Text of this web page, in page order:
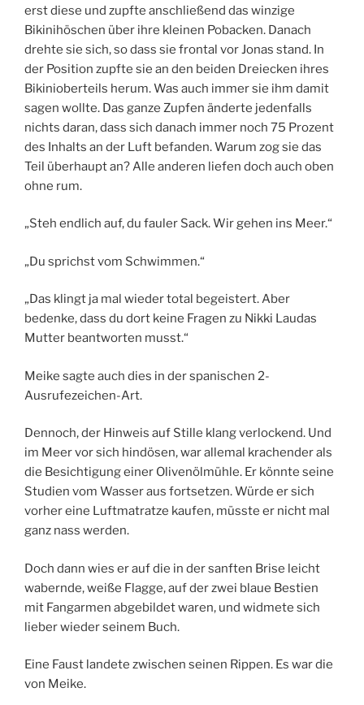
erst diese und zupfte anschließend das winzige
Bikinihöschen über ihre kleinen Pobacken. Danach
drehte sie sich, so dass sie frontal vor Jonas stand. In
der Position zupfte sie an den beiden Dreiecken ihres
Bikinioberteils herum. Was auch immer sie ihm damit
sagen wollte. Das ganze Zupfen änderte jedenfalls
nichts daran, dass sich danach immer noch 75 Prozent
des Inhalts an der Luft befanden. Warum zog sie das
Teil überhaupt an? Alle anderen liefen doch auch oben
ohne rum.
„Steh endlich auf, du fauler Sack. Wir gehen ins Meer.“
„Du sprichst vom Schwimmen.“
„Das klingt ja mal wieder total begeistert. Aber
bedenke, dass du dort keine Fragen zu Nikki Laudas
Mutter beantworten musst.“
Meike sagte auch dies in der spanischen 2-
Ausrufezeichen-Art.
Dennoch, der Hinweis auf Stille klang verlockend. Und
im Meer vor sich hindösen, war allemal krachender als
die Besichtigung einer Olivenölmühle. Er könnte seine
Studien vom Wasser aus fortsetzen. Würde er sich
vorher eine Luftmatratze kaufen, müsste er nicht mal
ganz nass werden.
Doch dann wies er auf die in der sanften Brise leicht
wabernde, weiße Flagge, auf der zwei blaue Bestien
mit Fangarmen abgebildet waren, und widmete sich
lieber wieder seinem Buch.
Eine Faust landete zwischen seinen Rippen. Es war die
von Meike.